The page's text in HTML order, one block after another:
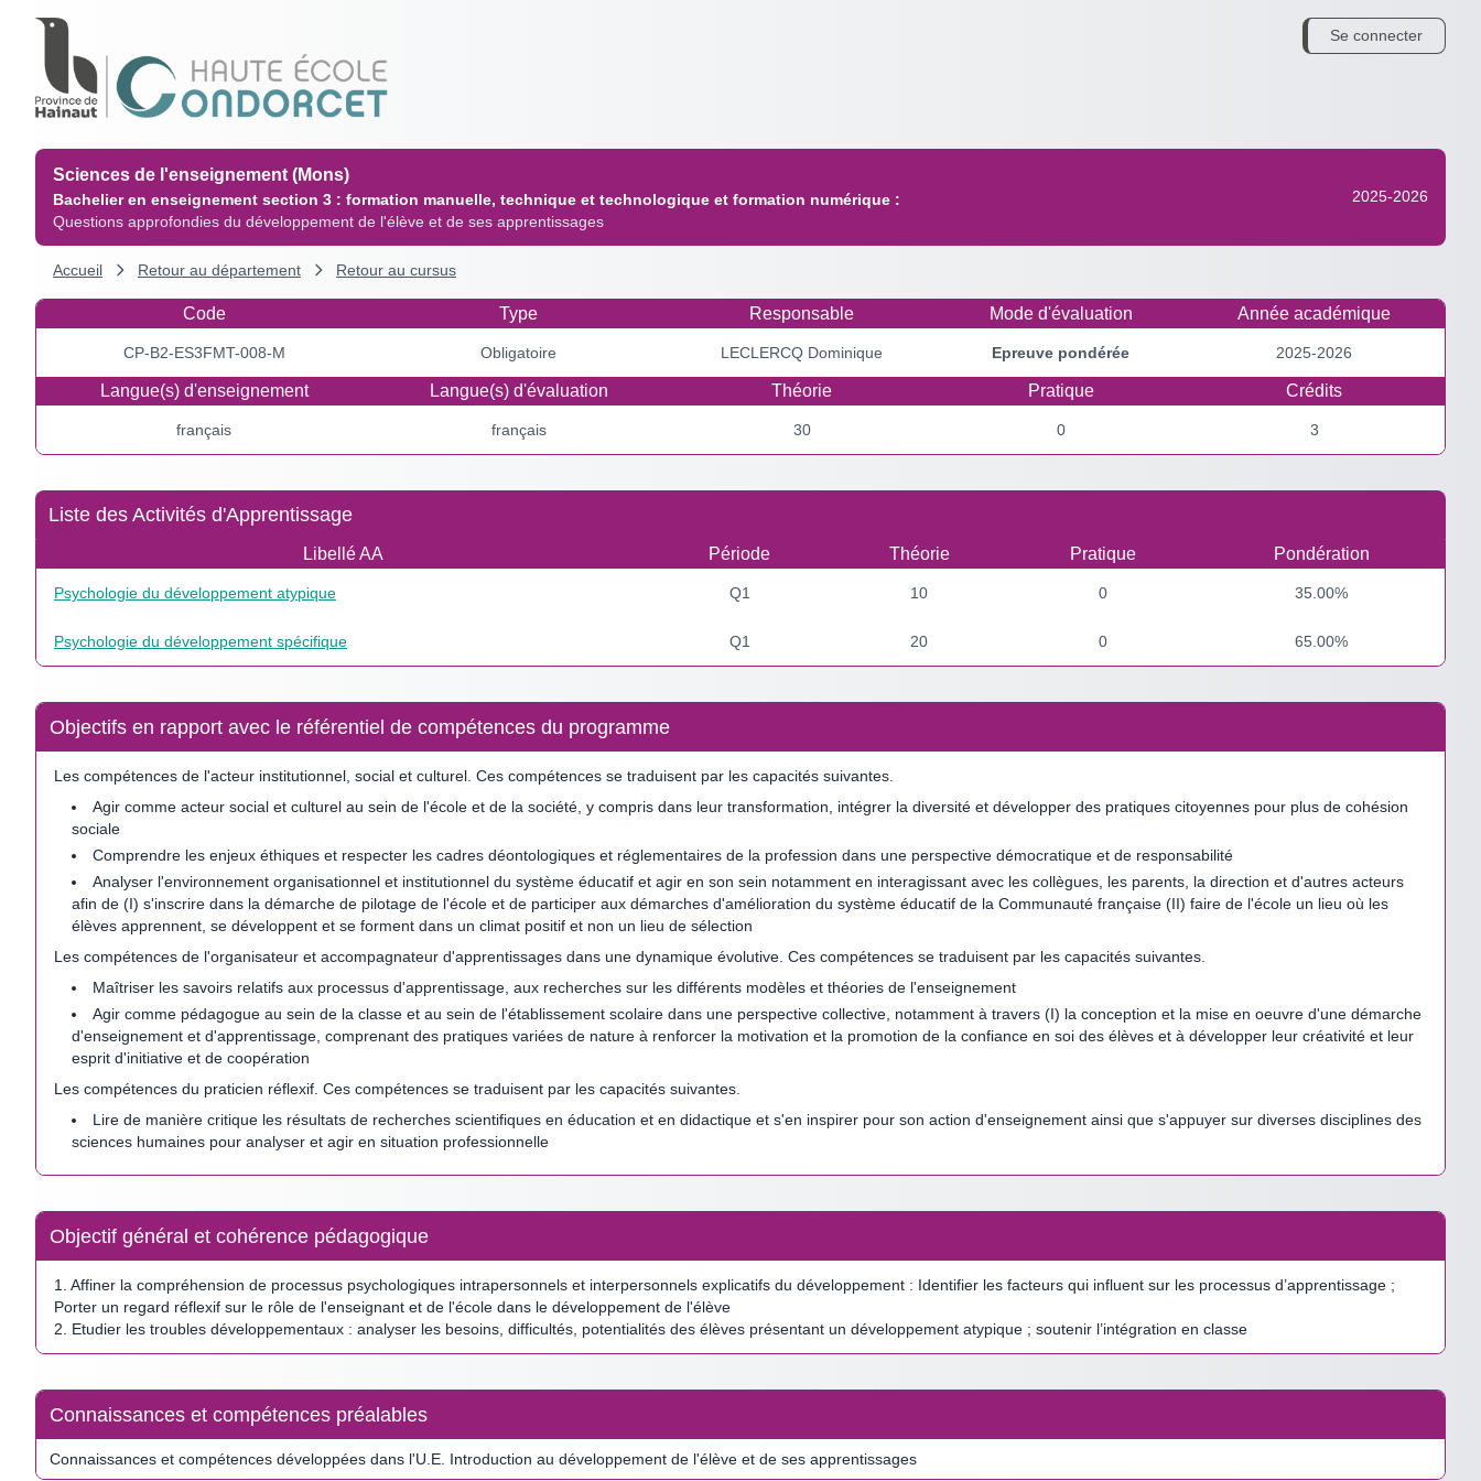
Se connecter
Sciences de l'enseignement (Mons)
Bachelier en enseignement section 3 : formation manuelle, technique et technologique et formation numérique :
Questions approfondies du développement de l'élève et de ses apprentissages
2025-2026
Accueil Retour au département Retour au cursus
Code Type Responsable Mode d'évaluation Année académique
CP-B2-ES3FMT-008-M Obligatoire LECLERCQ Dominique Epreuve pondérée 2025-2026
Langue(s) d'enseignement Langue(s) d'évaluation Théorie Pratique Crédits
français français 30 0 3
Liste des Activités d'Apprentissage
Libellé AA Période Théorie Pratique Pondération
Psychologie du développement atypique Q1 10 0 35.00%
Psychologie du développement spécifique Q1 20 0 65.00%
Objectifs en rapport avec le référentiel de compétences du programme
Les compétences de l'acteur institutionnel, social et culturel. Ces compétences se traduisent par les capacités suivantes.
Agir comme acteur social et culturel au sein de l'école et de la société, y compris dans leur transformation, intégrer la diversité et développer des pratiques citoyennes pour plus de cohésion
sociale
Comprendre les enjeux éthiques et respecter les cadres déontologiques et réglementaires de la profession dans une perspective démocratique et de responsabilité
Analyser l'environnement organisationnel et institutionnel du système éducatif et agir en son sein notamment en interagissant avec les collègues, les parents, la direction et d'autres acteurs
afin de (I) s'inscrire dans la démarche de pilotage de l'école et de participer aux démarches d'amélioration du système éducatif de la Communauté française (II) faire de l'école un lieu où les
élèves apprennent, se développent et se forment dans un climat positif et non un lieu de sélection
Les compétences de l'organisateur et accompagnateur d'apprentissages dans une dynamique évolutive. Ces compétences se traduisent par les capacités suivantes.
Maîtriser les savoirs relatifs aux processus d'apprentissage, aux recherches sur les différents modèles et théories de l'enseignement
Agir comme pédagogue au sein de la classe et au sein de l'établissement scolaire dans une perspective collective, notamment à travers (I) la conception et la mise en oeuvre d'une démarche
d'enseignement et d'apprentissage, comprenant des pratiques variées de nature à renforcer la motivation et la promotion de la confiance en soi des élèves et à développer leur créativité et leur
esprit d'initiative et de coopération
Les compétences du praticien réflexif. Ces compétences se traduisent par les capacités suivantes.
Lire de manière critique les résultats de recherches scientifiques en éducation et en didactique et s'en inspirer pour son action d'enseignement ainsi que s'appuyer sur diverses disciplines des
sciences humaines pour analyser et agir en situation professionnelle
Objectif général et cohérence pédagogique
1. Affiner la compréhension de processus psychologiques intrapersonnels et interpersonnels explicatifs du développement : Identifier les facteurs qui influent sur les processus d’apprentissage ;
Porter un regard réflexif sur le rôle de l'enseignant et de l'école dans le développement de l'élève
2. Etudier les troubles développementaux : analyser les besoins, difficultés, potentialités des élèves présentant un développement atypique ; soutenir l’intégration en classe
Connaissances et compétences préalables
Connaissances et compétences développées dans l'U.E. Introduction au développement de l'élève et de ses apprentissages